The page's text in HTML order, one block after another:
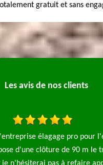
gratuit et sans
Les avis de nos clients
l'entreprise MP Elagage pour
intervenu rapidement je